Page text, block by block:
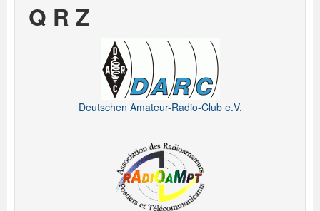
Q R Z
Deutschen Amateur-Radio-Club e.V.